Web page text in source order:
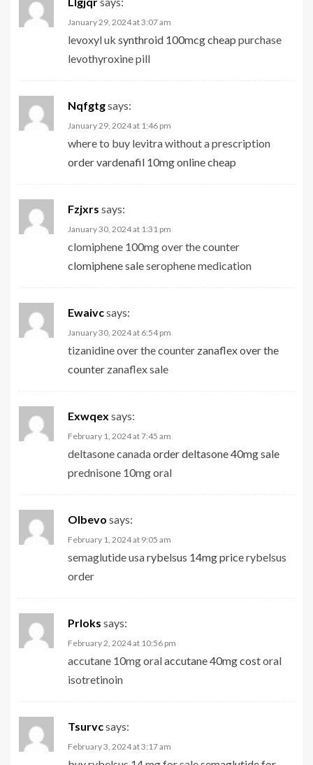
January 29, 2024 at 3:07 am
levoxyl uk synthroid 100mcg cheap purchase
levothyroxine pill
Nqfgtgsays:
January 29, 2024 at 1:46 pm
where to buy levitra without a prescription
order vardenafil 10mg online cheap
Fzjxrs says:
January 30, 2024 at 1:31 pm
clomiphene 100mg over the counter
clomiphene saleserophene medication
Ewaivcsays:
January 30, 2024 at 6:54 pm
tizanidine over the counter zanaflex over the
counter zanaflex sale
Exwqex says:
February 1, 2024 at 7:45 am
deltasone canadaorder deltasone 40mg sale
prednisone 10mg oral
Olbevo says:
February 1, 2024 at 9:05 am
semaglutide usarybelsus 14mg pricerybelsus
order
Prloks says:
February 2, 2024 at 10:56 pm
accutane 10mg oralaccutane 40mg costoral
isotretinoin
Tsurvcsays:
February 3, 2024 at 3:17 am